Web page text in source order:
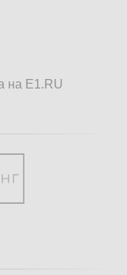
на E1.RU